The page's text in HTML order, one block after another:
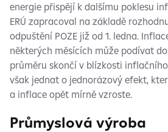
energie přispějí k dalšímu poklesu
ERÚ zapracoval na základě
odpuštění POZE již od 1. ledna.
některých měsících může podívat
průměru skončí v blízkosti inflačního
však jednat o jednorázový efekt,
a inflace opět mírně vzroste.
Průmyslová výroba